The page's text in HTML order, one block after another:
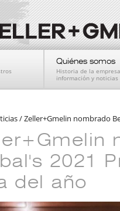
Quiénes somos
Historia de la
información y noticias
/Zeller+Gmelin nombrado
2021
del año